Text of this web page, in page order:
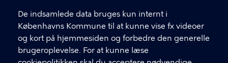
De indsamlede data bruges kun internt i
Københavns Kommune til at kunne vise fx videoer
og kort på hjemmesiden og forbedre den generelle
brugeroplevelse. For at kunne læse
fFind andre kontakter her
CVR-nummer64942212
GENVEJE